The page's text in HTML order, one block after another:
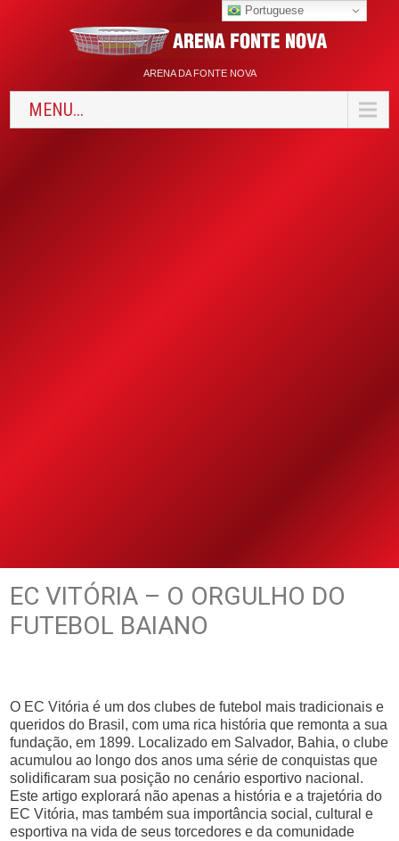
ARENA DA FONTE NOVA
MENU...
EC VITÓRIA – O ORGULHO DO
FUTEBOL BAIANO
O EC Vitória é um dos clubes de futebol mais tradicionais e
queridos do Brasil, com uma rica história que remonta a sua
fundação, em 1899. Localizado em Salvador, Bahia, o clube
acumulou ao longo dos anos uma série de conquistas que
solidificaram sua posição no cenário esportivo nacional.
Este artigo explorará não apenas a história e a trajetória do
EC Vitória, mas também sua importância social, cultural e
esportiva na vida de seus torcedores e da comunidade
Portuguese